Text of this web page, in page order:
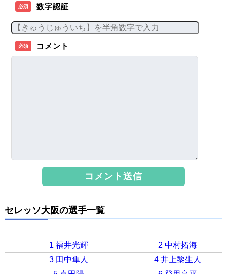
必須 数字認証
必須 コメント
セレッソ大阪の選手一覧
1 福井光輝
2 中村拓海
3 田中隼人
4 井上黎生人